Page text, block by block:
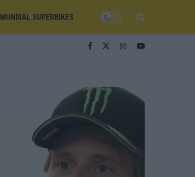
MUNDIAL SUPERBIKES